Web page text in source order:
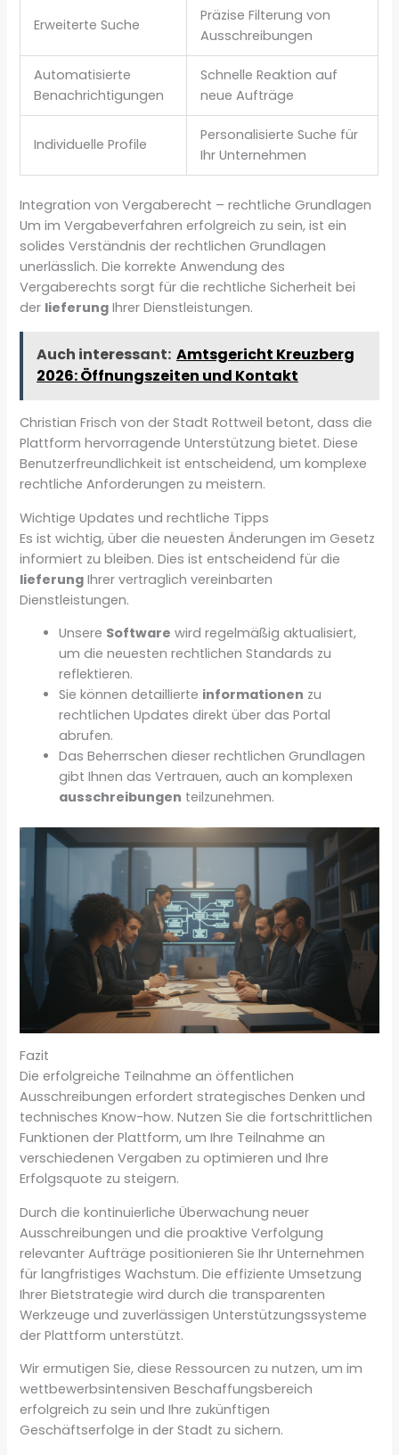
Erweiterte Suche
Präzise Filterung von
Ausschreibungen
Automatisierte
Benachrichtigungen
Schnelle Reaktion auf
neue Aufträge
Individuelle Profile
Personalisierte Suche für
Ihr Unternehmen
Integration von Vergaberecht – rechtliche Grundlagen
Um im Vergabeverfahren erfolgreich zu sein, ist ein
solides Verständnis der rechtlichen Grundlagen
unerlässlich. Die korrekte Anwendung des
Vergaberechts sorgt für die rechtliche Sicherheit bei
der lieferung Ihrer Dienstleistungen.
Auch interessant: Amtsgericht Kreuzberg
2026: Öffnungszeiten und Kontakt
Christian Frisch von der Stadt Rottweil betont, dass die
Plattform hervorragende Unterstützung bietet. Diese
Benutzerfreundlichkeit ist entscheidend, um komplexe
rechtliche Anforderungen zu meistern.
Wichtige Updates und rechtliche Tipps
Es ist wichtig, über die neuesten Änderungen im Gesetz
informiert zu bleiben. Dies ist entscheidend für die
lieferung Ihrer vertraglich vereinbarten
Dienstleistungen.
Unsere Software wird regelmäßig aktualisiert,
um die neuesten rechtlichen Standards zu
reflektieren.
Sie können detaillierte informationen zu
rechtlichen Updates direkt über das Portal
abrufen.
Das Beherrschen dieser rechtlichen Grundlagen
gibt Ihnen das Vertrauen, auch an komplexen
ausschreibungen teilzunehmen.
Fazit
Die erfolgreiche Teilnahme an öffentlichen
Ausschreibungen erfordert strategisches Denken und
technisches Know-how. Nutzen Sie die fortschrittlichen
Funktionen der Plattform, um Ihre Teilnahme an
verschiedenen Vergaben zu optimieren und Ihre
Erfolgsquote zu steigern.
Durch die kontinuierliche Überwachung neuer
Ausschreibungen und die proaktive Verfolgung
relevanter Aufträge positionieren Sie Ihr Unternehmen
für langfristiges Wachstum. Die effiziente Umsetzung
Ihrer Bietstrategie wird durch die transparenten
Werkzeuge und zuverlässigen Unterstützungssysteme
der Plattform unterstützt.
Wir ermutigen Sie, diese Ressourcen zu nutzen, um im
wettbewerbsintensiven Beschaffungsbereich
erfolgreich zu sein und Ihre zukünftigen
Geschäftserfolge in der Stadt zu sichern.